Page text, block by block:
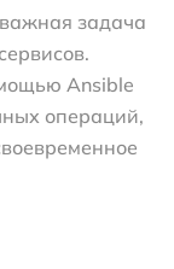
задача
Ansible
операций,